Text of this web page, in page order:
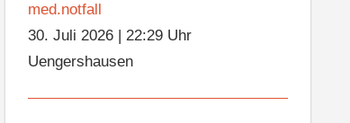
med.notfall
30. Juli 2026 |22:29 Uhr
Uengershausen